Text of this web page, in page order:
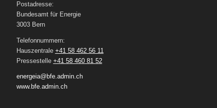
Postadresse:
Bundesamt für Energie
3003 Bern
Telefonnummern:
Hauszentrale +41 58 462 56 11
Pressestelle +41 58 460 81 52
energeia@bfe.admin.ch
www.bfe.admin.ch